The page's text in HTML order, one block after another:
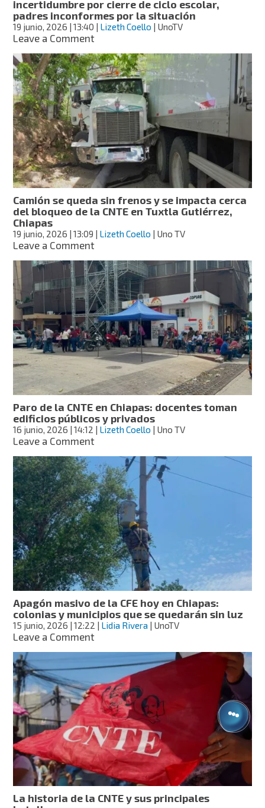
800
mdp
incertidumbre por cierre de ciclo escolar,
padres inconformes por la situación
19 junio, 2026 | 13:40 | Lizeth Coello | UnoTV
Leave a Commenton
indefinido
de
la
CNTE
en
Chiapas
genera
incertidumbre
por
cierre
de
ciclo
escolar,
padres
inconformes
por
situación
Camión se queda sin frenos y se impacta cerca
del bloqueo de la CNTE en Tuxtla Gutiérrez,
Chiapas
19 junio, 2026 | 13:09 | Lizeth Coello | Uno TV
Leave a Commenton
se
queda
sin
frenos
y
se
impacta
cerca
del
bloqueo
de
la
CNTE
en
Tuxtla
Chiapas
Paro de la CNTE en Chiapas: docentes toman
edificios públicos y privados
16 junio, 2026 | 14:12 | Lizeth Coello | Uno TV
Leave a Commenton
de
la
CNTE
en
Chiapas:
docentes
toman
edificios
públicos
y
privados
Apagón masivo de la CFE hoy en Chiapas:
colonias y municipios que se quedarán sin luz
15 junio, 2026 | 12:22 | Lidia Rivera | UnoTV
Leave a Commenton
de
la
CFE
hoy
en
Chiapas:
colonias
y
municipios
que
se
quedarán
La historia de la CNTE y sus principales